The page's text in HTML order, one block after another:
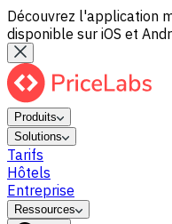
Découvrez l'application
disponible sur iOS et
Produits
Solutions
Tarifs
Hôtels
Entreprise
Ressources